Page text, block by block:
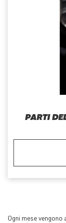
PARTI
Ogni mese